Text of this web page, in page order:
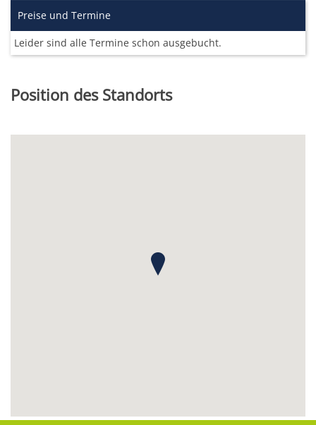
Preise und Termine
Leider sind alle Termine schon ausgebucht.
Position des Standorts